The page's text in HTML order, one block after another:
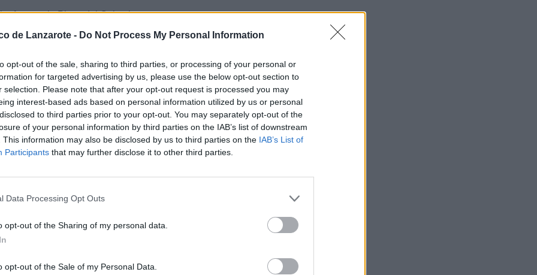
de Lanzarote - Do Not Process My Personal Information
opt-out of the sale, sharing to third parties, or processing of your personal or
for targeted advertising by us, please use the below opt-out section to
selection. Please note that after your opt-out request is processed you may
interest-based ads based on personal information utilized by us or personal
to third parties prior to your opt-out. You may separately opt-out of the
of your personal information by third parties on the IAB’s list of downstream
This information may also be disclosed by us to third parties on the IAB’s List of
Participants that may further disclose it to other third parties.
Data Processing Opt Outs
opt-out of the Sharing of my personal data.
opt-out of the Sale of my Personal Data.
frente a la Plaza del Calvario,
imaginario.
extremo: red rota, muros
el rival no es quien tienes
incluso en actas
que desear. Pero eso sí… se
del cambio de enfoque.
de la instalación y se sienten
hasta el punto de
lo que cae del techo, ya
y obligan a colocar más
rebota hacia cualquier
no sale en las fotos: zonas que
que no siempre responde
un servicio de limpieza
y bastante menos lustroso en